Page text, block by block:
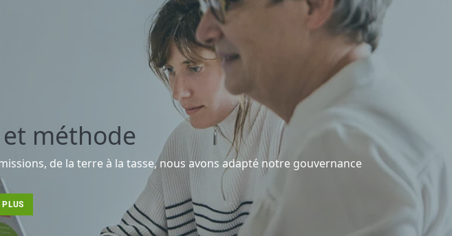
méthode
de la terre à la tasse, nous avons adapté notre gouvernance
PLUS